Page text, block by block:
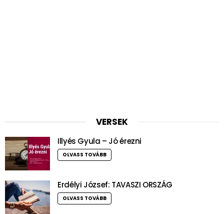
VERSEK
Illyés Gyula – Jó érezni
OLVASS TOVÁBB
Erdélyi József: TAVASZI ORSZÁG
OLVASS TOVÁBB